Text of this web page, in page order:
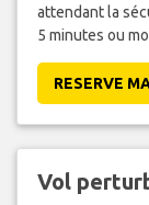
attendant la
5 minutes ou
RESERVE
Vol